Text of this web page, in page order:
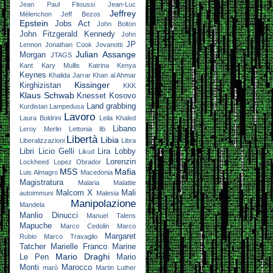
Jean Paul Fitoussi
Jean-Luc
Mélenchon
Jeff Bezos
Jeffrey
Epstein
Jobs Act John Bolton
John Fitzgerald Kennedy
John
Lennon Jonathan Cook Jovanotti JP
Morgan
JTAGS Julian Assange
Kant Kary Mullis Katrina Kenya
Keynes Khalida Jarrar Khan al Ahmar
Kirghizistan Kissinger KKK
Klaus Schwab Knesset Kosovo
Kurdistan Lampedusa Land grabbing
Laura Boldrini Lavoro
Leila Khaled
Leroy Merlin
Lettonia lib Libano
Liberalizzazioni Libertà Libia Libra
Libri Licio Gelli Likud Lira Lobby
Lockheed Lopez Obrador Lorenzin
Luis Almagro M5S Macedonia Mafia
Magistratura Malaria
Malattie
autoimmuni Malcom X Malesia Mali
Mandela Manipolazione
Manlio Dinucci Manuel Talens
Mapuche Marco Cedolin
Marco
Rubio
Marco Travaglio
Margaret
Tatcher
Marielle Franco
Marine
Le Pen
Mario Draghi
Mario
Monti
marò Marocco
Martin Luther